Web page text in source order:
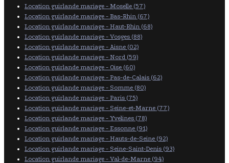
Location guirlande mariage - Moselle (57)
Location guirlande mariage - Bas-Rhin (67)
Location guirlande mariage - Haut-Rhin (68)
Location guirlande mariage - Vosges (88)
Location guirlande mariage - Aisne (02)
Location guirlande mariage - Nord (59)
Location guirlande mariage - Oise (60)
Location guirlande mariage - Pas-de-Calais (62)
Location guirlande mariage - Somme (80)
Location guirlande mariage - Paris (75)
Location guirlande mariage - Seine-et-Marne (77)
Location guirlande mariage - Yvelines (78)
Location guirlande mariage - Essonne (91)
Location guirlande mariage - Hauts-de-Seine (92)
Location guirlande mariage - Seine-Saint-Denis (93)
Location guirlande mariage - Val-de-Marne (94)